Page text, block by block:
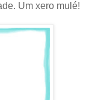
Um xero mulé!